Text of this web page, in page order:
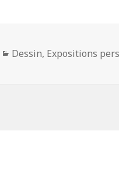
Catégories
Dessin, Expositions